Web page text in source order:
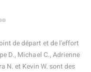
de départ et de l'effort
D., Michael C., Adrienne
N. et Kevin W. sont des